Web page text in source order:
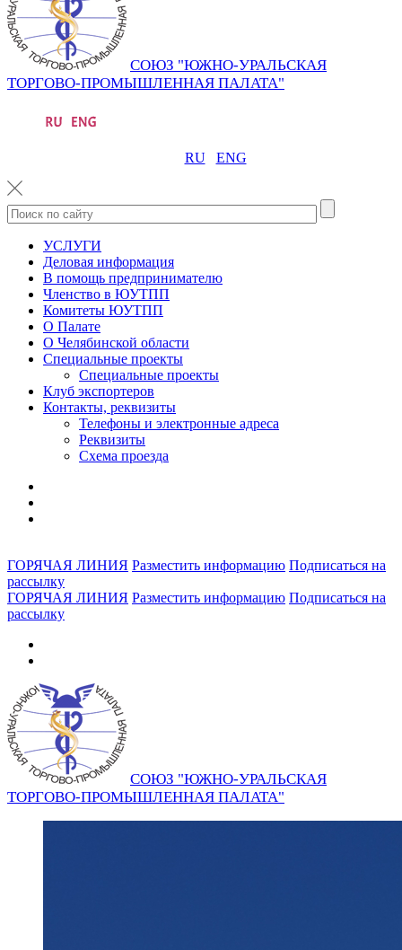
СОЮЗ "ЮЖНО-УРАЛЬСКАЯ
ТОРГОВО-ПРОМЫШЛЕННАЯ ПАЛАТА"
RU ENG
УСЛУГИ
Деловая информация
В помощь предпринимателю
Членство в ЮУТПП
Комитеты ЮУТПП
О Палате
О Челябинской области
Специальные проекты
Специальные проекты
Клуб экспортеров
Контакты, реквизиты
Телефоны и электронные адреса
Реквизиты
Схема проезда
ГОРЯЧАЯ ЛИНИЯ Разместить информацию Подписаться на
рассылку
ГОРЯЧАЯ ЛИНИЯ Разместить информацию Подписаться на
рассылку
СОЮЗ "ЮЖНО-УРАЛЬСКАЯ
ТОРГОВО-ПРОМЫШЛЕННАЯ ПАЛАТА"